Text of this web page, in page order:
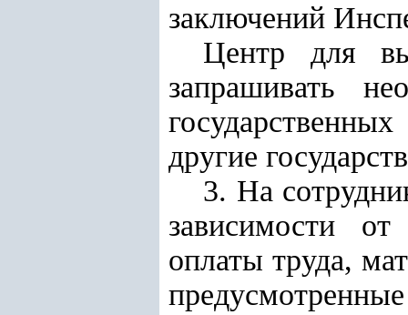
заключений
Центр для
запрашивать
другие
3. На
зависимости
оплаты труда,